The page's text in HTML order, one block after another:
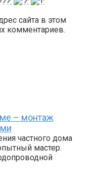
сайта в этом
комментариев.
– монтаж
частного дома
мастер.